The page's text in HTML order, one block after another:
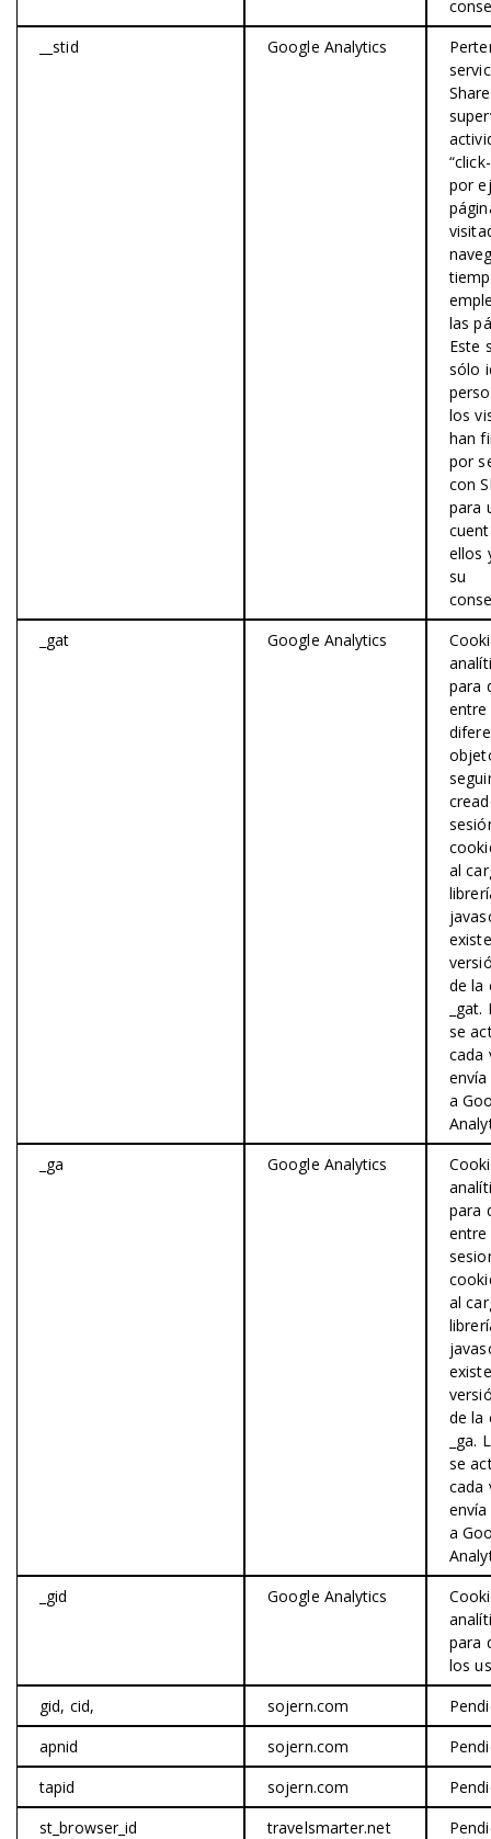
__stid
Google Analytics
por
las
Este
sólo
los
han
por
con
para
ellos
su
_gat
Google Analytics
para
entre
al
de la
se
cada
a
_ga
Google Analytics
para
entre
al
de la
_ga.
se
cada
a
_gid
Google Analytics
para
los
gid, cid,
sojern.com
apnid
sojern.com
tapid
sojern.com
st_browser_id
travelsmarter.net